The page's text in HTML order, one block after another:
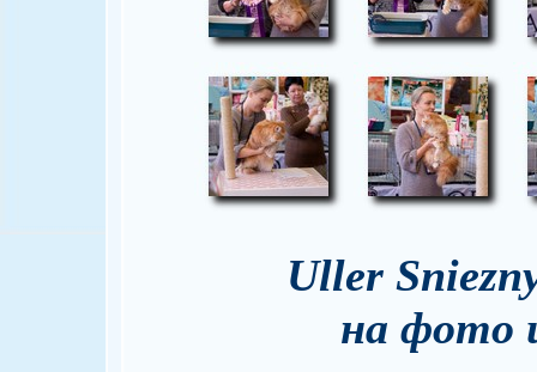
Uller
на фото